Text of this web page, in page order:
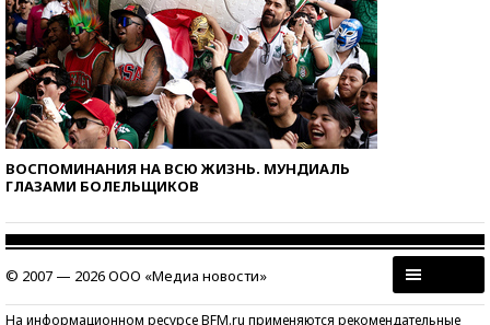
ВОСПОМИНАНИЯ НА ВСЮ ЖИЗНЬ. МУНДИАЛЬ
ГЛАЗАМИ БОЛЕЛЬЩИКОВ
© 2007 — 2026 ООО «Медиа новости»
На информационном ресурсе BFM.ru применяются рекомендательные